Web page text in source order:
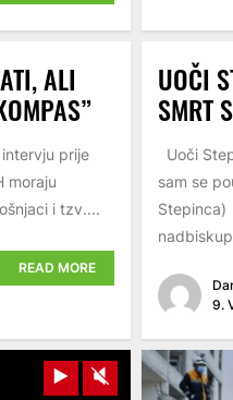
ALI
prije
moraju
i tzv....
READ MORE
UOČI
SMRT
Uoči
sam se
9.
Play Unmute